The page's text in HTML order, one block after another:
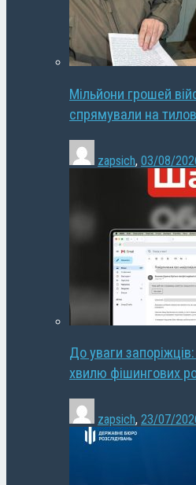
Мільйони грошей
спрямували на
zapsich, 03/08/
До уваги
хвилю фішингових
zapsich, 23/07/